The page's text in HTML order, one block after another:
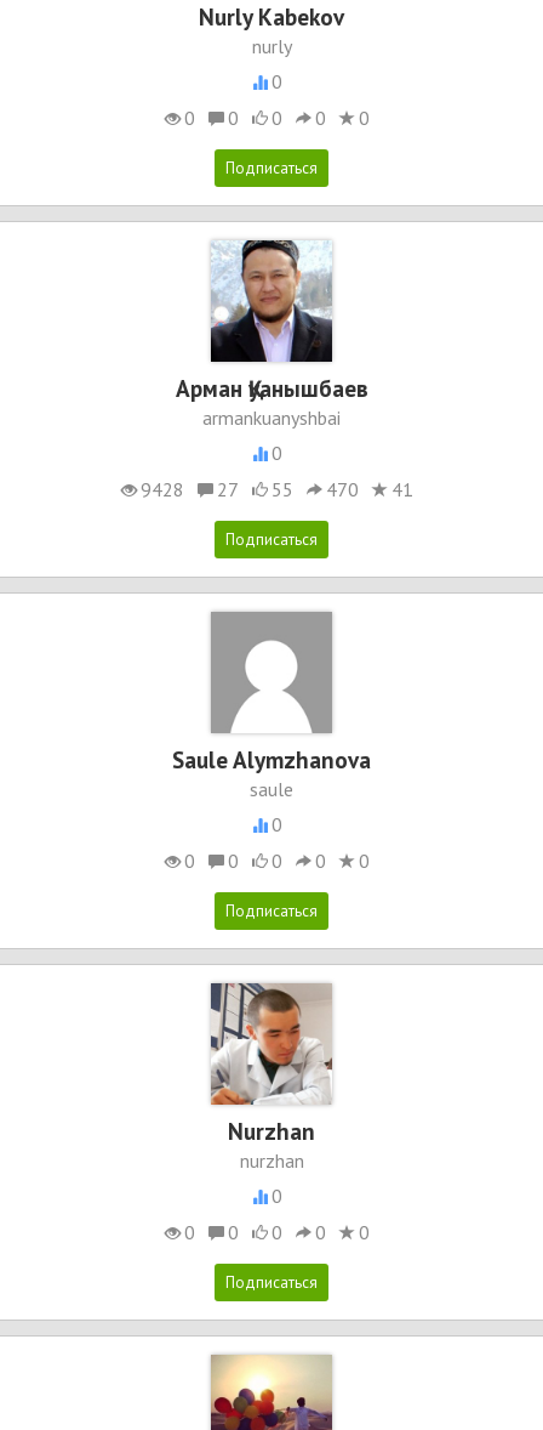
Nurly Kabekov
nurly
0
0
0 0 0 0
Арман Қуанышбаев
armankuanyshbai
0
9428
27 55 470 41
Saule Alymzhanova
saule
0
0
0 0 0 0
Nurzhan
nurzhan
0
0
0 0 0 0